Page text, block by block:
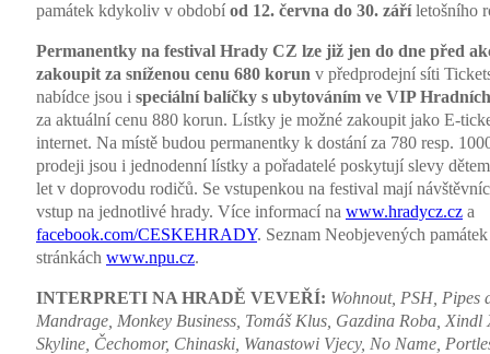
památek kdykoliv v období od 12. června do 30. záříletošního
Permanentky na festival Hrady CZ lze již jen do dne před
zakoupit za sníženou cenu 680 korun v předprodejní síti
nabídce jsou i speciální balíčky s ubytováním ve VIP
za aktuální cenu 880 korun. Lístky je možné zakoupit jako E-
internet. Na místě budou permanentky k dostání za 780 resp.
prodeji jsou i jednodenní lístky a pořadatelé poskytují slevy
let v doprovodu rodičů. Se vstupenkou na festival mají
vstup na jednotlivé hrady. Více informací na www.hradycz.cz a
facebook.com/CESKEHRADY. Seznam Neobjevených
stránkách www.npu.cz.
INTERPRETI NA HRADĚ VEVEŘÍ: Wohnout, PSH, Pipes
Mandrage, Monkey Business, Tomáš Klus, Gazdina Roba, Xindl
Skyline, Čechomor, Chinaski, Wanastowi Vjecy, No Name,